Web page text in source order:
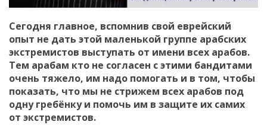
Сегодня главное, вспомнив свой еврейский
опыт не дать этой маленькой группе арабских
экстремистов выступать от имени всех арабов.
Тем арабам кто не согласен с этими бандитами
очень тяжело, им надо помогать и в том, чтобы
показать, что мы не стрижем всех арабов под
одну гребёнку и помочь им в защите их самих
от экстремистов.